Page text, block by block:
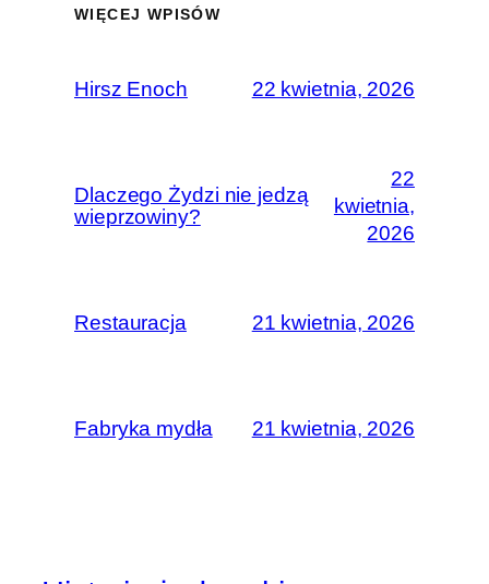
WIĘCEJ WPISÓW
Hirsz Enoch 22 kwietnia, 2026
Dlaczego Żydzi nie jedzą
wieprzowiny?
22
kwietnia,
2026
Restauracja 21 kwietnia, 2026
Fabryka mydła 21 kwietnia, 2026